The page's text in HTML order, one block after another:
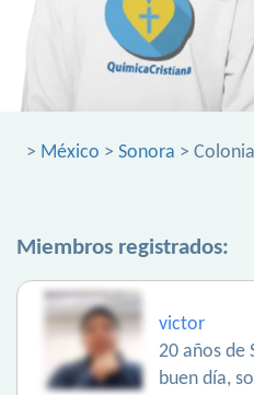
> México > Sonora >
Miembros registrados:
victor
20 años de
buen día,